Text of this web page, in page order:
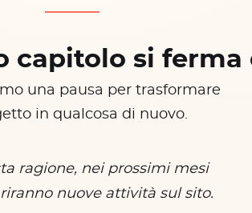
capitolo si ferma
una pausa per trasformare
in qualcosa di nuovo.
ragione, nei prossimi mesi
nuove attività sul sito.